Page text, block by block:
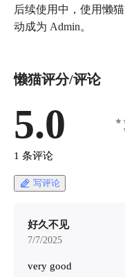
后续使用中，使用懒
动成为 Admin。
懒猫评分/评论
5.0
1 条评论
写评论
好久不见
7/7/2025
very good